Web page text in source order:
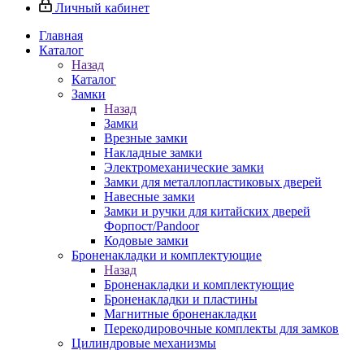
Личный кабинет
Главная
Каталог
Назад
Каталог
Замки
Назад
Замки
Врезные замки
Накладные замки
Электромеханические замки
Замки для металлопластиковых дверей
Навесные замки
Замки и ручки для китайских дверей
Форпост/Раndoor
Кодовые замки
Броненакладки и комплектующие
Назад
Броненакладки и комплектующие
Броненакладки и пластины
Магнитные броненакладки
Перекодировочные комплекты для замков
Цилиндровые механизмы